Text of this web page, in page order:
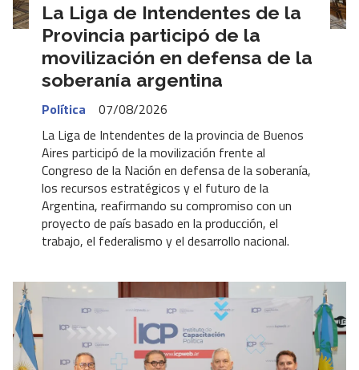
La Liga de Intendentes de la
Provincia participó de la
movilización en defensa de la
soberanía argentina
Política
07/08/2026
La Liga de Intendentes de la provincia de Buenos
Aires participó de la movilización frente al
Congreso de la Nación en defensa de la soberanía,
los recursos estratégicos y el futuro de la
Argentina, reafirmando su compromiso con un
proyecto de país basado en la producción, el
trabajo, el federalismo y el desarrollo nacional.